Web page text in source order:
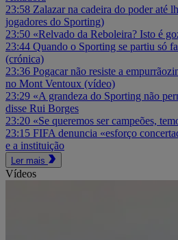
23:58 Zalazar na cadeira do poder até
jogadores do Sporting)
23:50 «Relvado da Reboleira? Isto é
23:44 Quando o Sporting se partiu só
(crónica)
23:36 Pogacar não resiste a
no Mont Ventoux (vídeo)
23:29 «A grandeza do Sporting não
disse Rui Borges
23:20 «Se queremos ser campeões,
23:15 FIFA denuncia «esforço
e a instituição
Ler mais
Vídeos